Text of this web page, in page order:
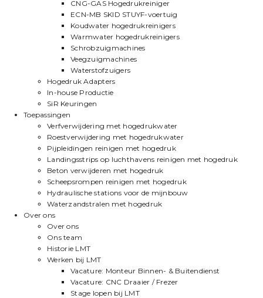
CNG-GAS Hogedrukreiniger
ECN-MB SKID STUYF-voertuig
Koudwater hogedrukreinigers
Warmwater hogedrukreinigers
Schrobzuigmachines
Veegzuigmachines
Waterstofzuigers
Hogedruk Adapters
In-house Productie
SiR Keuringen
Toepassingen
Verfverwijdering met hogedrukwater
Roestverwijdering met hogedrukwater
Pijpleidingen reinigen met hogedruk
Landingsstrips op luchthavens reinigen met hogedruk
Beton verwijderen met hogedruk
Scheepsrompen reinigen met hogedruk
Hydraulische stations voor de mijnbouw
Waterzandstralen met hogedruk
Over ons
Over ons
Ons team
Historie LMT
Werken bij LMT
Vacature: Monteur Binnen- & Buitendienst
Vacature: CNC Draaier / Frezer
Stage lopen bij LMT